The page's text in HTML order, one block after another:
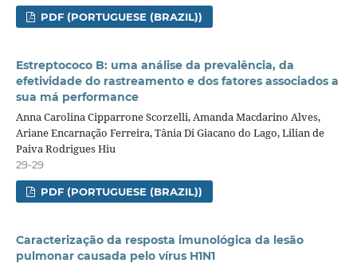
PDF (PORTUGUESE (BRAZIL))
Estreptococo B: uma análise da prevalência, da
efetividade do rastreamento e dos fatores associados a
sua má performance
Anna Carolina Cipparrone Scorzelli, Amanda Macdarino Alves,
Ariane Encarnação Ferreira, Tânia Di Giacano do Lago, Lilian de
Paiva Rodrigues Hiu
29-29
PDF (PORTUGUESE (BRAZIL))
Caracterização da resposta imunológica da lesão
pulmonar causada pelo vírus H1N1